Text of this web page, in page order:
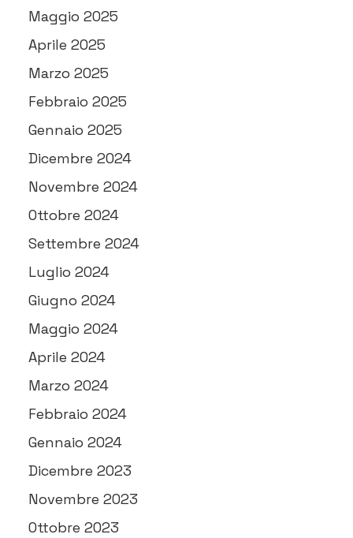
Maggio 2025
Aprile 2025
Marzo 2025
Febbraio 2025
Gennaio 2025
Dicembre 2024
Novembre 2024
Ottobre 2024
Settembre 2024
Luglio 2024
Giugno 2024
Maggio 2024
Aprile 2024
Marzo 2024
Febbraio 2024
Gennaio 2024
Dicembre 2023
Novembre 2023
Ottobre 2023